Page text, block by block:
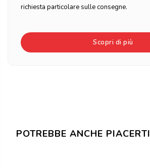
richiesta particolare sulle consegne.
Scopri di più
POTREBBE ANCHE PIACERTI